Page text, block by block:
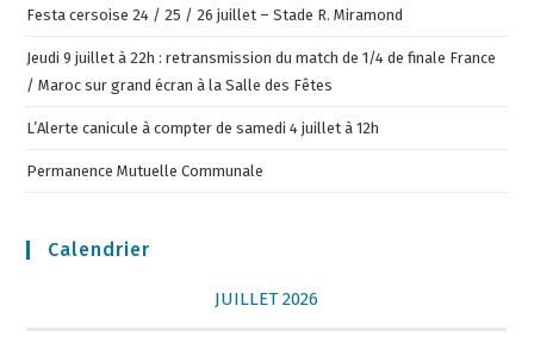
Festa cersoise 24 / 25 / 26 juillet – Stade R. Miramond
Jeudi 9 juillet à 22h : retransmission du match de 1/4 de finale France
/ Maroc sur grand écran à la Salle des Fêtes
L’Alerte canicule à compter de samedi 4 juillet à 12h
Permanence Mutuelle Communale
Calendrier
JUILLET 2026